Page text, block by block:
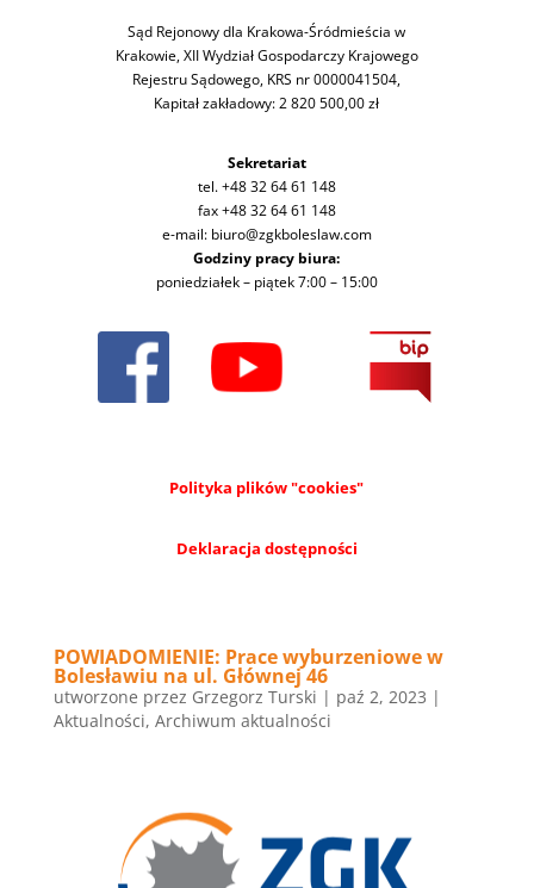
Sąd Rejonowy dla Krakowa-Śródmieścia w
Krakowie, XII Wydział Gospodarczy Krajowego
Rejestru Sądowego, KRS nr 0000041504,
Kapitał zakładowy: 2 820 500,00 zł
Sekretariat
tel. +48 32 64 61 148
fax +48 32 64 61 148
e-mail: biuro@zgkboleslaw.com
Godziny pracy biura:
poniedziałek – piątek 7:00 – 15:00
Polityka plików "cookies"
Deklaracja dostępności
POWIADOMIENIE: Prace wyburzeniowe w
Bolesławiu na ul. Głównej 46
utworzone przez Grzegorz Turski | paź 2, 2023 |
Aktualności, Archiwum aktualności